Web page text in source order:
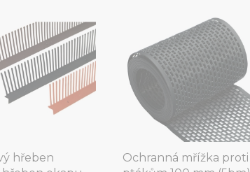
hřeben
Ochranná mřížka proti